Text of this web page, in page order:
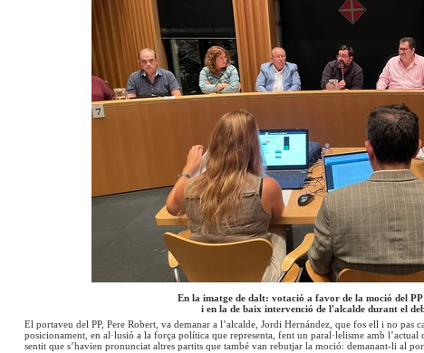
En la imatge de dalt: votació a favor de la moció del
i en la de baix intervenció de l'alcalde durant el
El portaveu del PP, Pere Robert, va demanar a l’alcalde, Jordi Hernández, que fos ell i no pas
posicionament, en al·lusió a la força política que representa, fent un paral·lelisme amb
sentit que s’havien pronunciat altres partits que també van rebutjar la moció: demanant-li al